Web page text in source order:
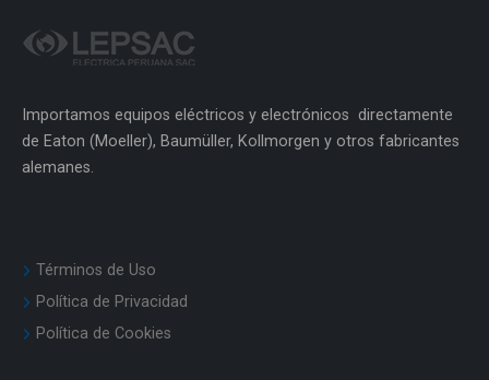
Importamos equipos eléctricos y electrónicos directamente
de Eaton (Moeller), Baumüller, Kollmorgen y otros fabricantes
alemanes.
Términos de Uso
Política de Privacidad
Política de Cookies